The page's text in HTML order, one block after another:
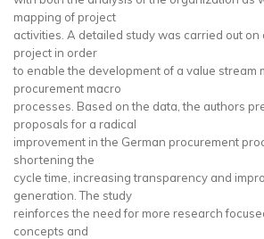
mapping of project
activities. A detailed study was carried out
project in order
to enable the development of a value stream
procurement macro
processes. Based on the data, the authors
proposals for a radical
improvement in the German procurement
shortening the
cycle time, increasing transparency and
generation. The study
reinforces the need for more research
concepts and